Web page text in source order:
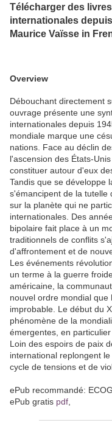
Télécharger des
internationales
Maurice Vaïsse in
Overview
Débouchant directement
ouvrage présente une
internationales depuis
mondiale marque une
nations. Face au déclin
l'ascension des États-
constituer autour d'eux
Tandis que se développe
s'émancipent de la tutelle
sur la planète qui ne
internationales. Des
bipolaire fait place à un
traditionnels de conflits
d'affrontement et de
Les événements
un terme à la guerre
américaine, la
nouvel ordre mondial
improbable. Le début du
phénomène de la
émergentes, en particulier
Loin des espoirs de paix
international replongent
cycle de tensions et de
ePub recommandé:
ePub gratis pdf